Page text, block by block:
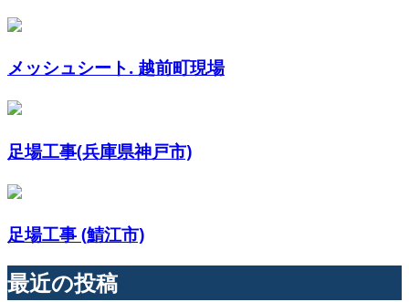
メッシュシート. 越前町現場
足場工事(兵庫県神戸市)
足場工事 (鯖江市)
最近の投稿